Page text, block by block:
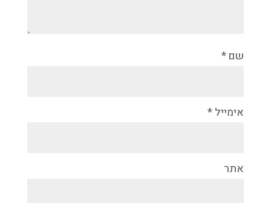
שם *
אימייל *
אתר